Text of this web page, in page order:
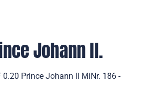
Johann ll.
Prince Johann ll MiNr. 186 -